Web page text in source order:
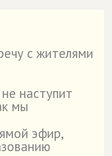
с жителями
наступит
мы
эфир,